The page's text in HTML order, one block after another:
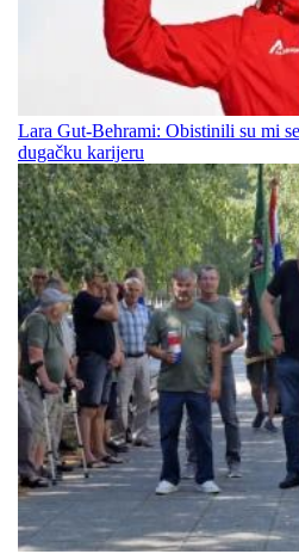
Lara Gut-Behrami: Obistinili su mi
dugačku karijeru